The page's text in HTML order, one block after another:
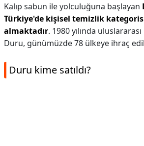
Kalıp sabun ile yolculuğuna başlayan
Türkiye'de kişisel temizlik
almaktadır. 1980 yılında
Duru, günümüzde 78 ülkeye ihraç
Duru kime satıldı?